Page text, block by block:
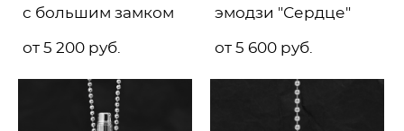
с большим замком
от 5 200 pуб.
эмодзи "Сердце"
от 5 600 pуб.